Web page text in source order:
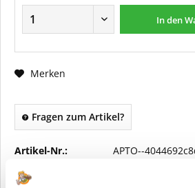
In den
Merken
Fragen zum Artikel?
Artikel-Nr.: APTO--
Vorteile